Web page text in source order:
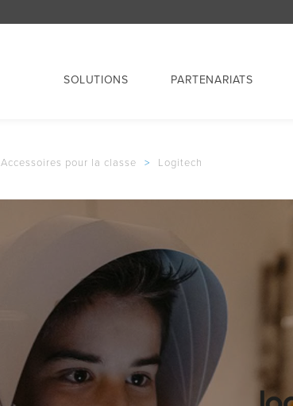
SOLUTIONS PARTENARIATS
Accessoires pour la classe > Logitech